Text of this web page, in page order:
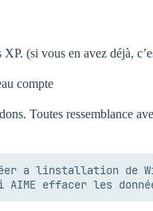
(si vous en avez déjà,
compte
Toutes ressemblance
a linstallation de